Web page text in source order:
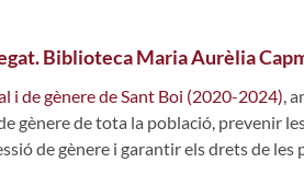
Biblioteca Maria Aurèlia
i de gènere de Sant Boi (2020-2024),
gènere de tota la població, prevenir
de gènere i garantir els drets de les